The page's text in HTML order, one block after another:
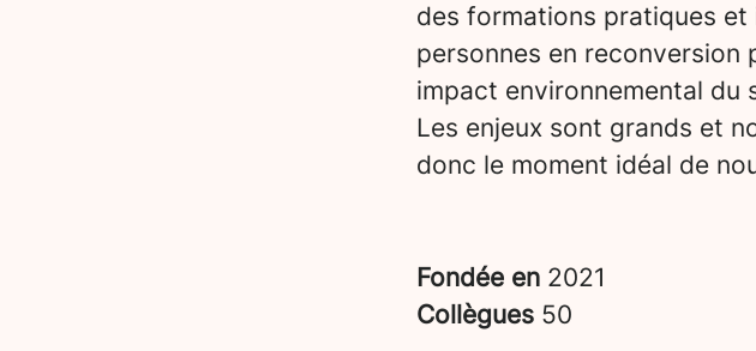
des formations pratiques
personnes en
impact environnemental du
Les enjeux sont grands et
donc le moment idéal de
Fondée en 2021
Collègues 50